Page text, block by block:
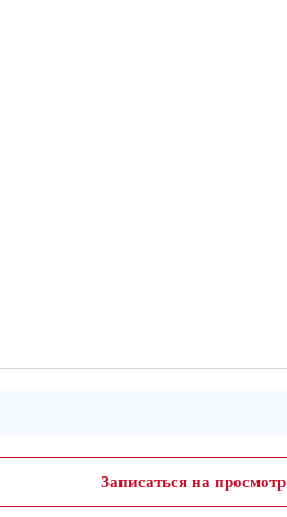
Записаться на просмотр